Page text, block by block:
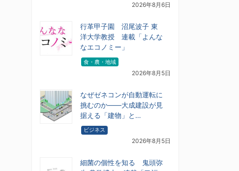
2026年8月6日
行革甲子園 沼尾波子 東
洋大学教授 連載「よんな
なエコノミー」
食・農・地域
2026年8月5日
なぜゼネコンが自動運転に
挑むのか――大成建設が見
据える「建物」と…
ビジネス
2026年8月5日
細菌の個性を知る 鬼頭弥